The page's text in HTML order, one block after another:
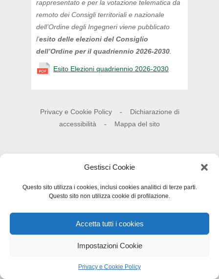
Gestisci Cookie
Questo sito utilizza i cookies, inclusi cookies analitici di terze parti.
Questo sito non utilizza cookie di profilazione.
Accetta tutti i cookies
Impostazioni Cookie
Privacy e Cookie Policy
rappresentato e per la votazione telematica da
remoto dei Consigli territoriali e nazionale
dell’Ordine degli Ingegneri viene pubblicato
l’esito delle elezioni del Consiglio
dell’Ordine per il quadriennio 2026-2030
Esito Elezioni quadriennio 2026-2030
Privacy e Cookie Policy- Dichiarazione di
accessibilità - Mappa del sito